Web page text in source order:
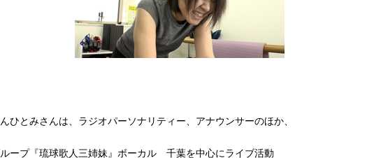
ひとみさんは、ラジオパーソナリティー、アナウンサーのほか、
ループ『琉球歌人三姉妹』ボーカル 千葉を中心にライブ活動